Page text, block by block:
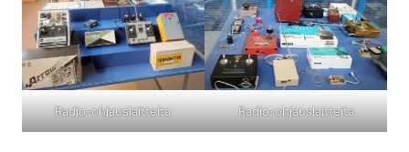
Radio-ohjauslaitteita Radio-ohjauslaitteita